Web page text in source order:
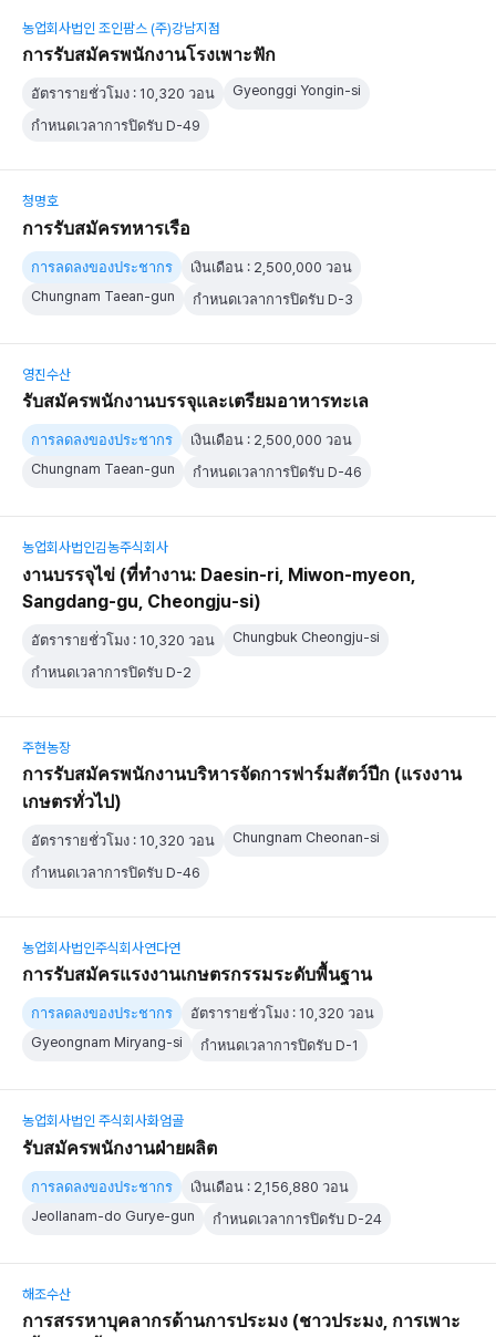
농업회사법인 조인팜스 (주)강남지점
การรับสมัครพนักงานโรงเพาะฟัก
อัตรารายชั่วโมง : 10,320 วอน Gyeonggi Yongin-si
กำหนดเวลาการปิดรับ D-49
청명호
การรับสมัครทหารเรือ
การลดลงของประชากร
เงินเดือน : 2,500,000 วอน
Chungnam Taean-gun
กำหนดเวลาการปิดรับ D-3
영진수산
รับสมัครพนักงานบรรจุและเตรียมอาหารทะเล
การลดลงของประชากร
เงินเดือน : 2,500,000 วอน
Chungnam Taean-gun
กำหนดเวลาการปิดรับ D-46
농업회사법인김농주식회사
งานบรรจุไข่ (ที่ทำงาน: Daesin-ri, Miwon-myeon,
Sangdang-gu, Cheongju-si)
อัตรารายชั่วโมง : 10,320 วอน Chungbuk Cheongju-si
กำหนดเวลาการปิดรับ D-2
주현농장
การรับสมัครพนักงานบริหารจัดการฟาร์มสัตว์ปีก (แรงงาน
เกษตรทั่วไป)
อัตรารายชั่วโมง : 10,320 วอน Chungnam Cheonan-si
กำหนดเวลาการปิดรับ D-46
농업회사법인주식회사연다연
การรับสมัครแรงงานเกษตรกรรมระดับพื้นฐาน
การลดลงของประชากร
อัตรารายชั่วโมง : 10,320 วอน
Gyeongnam Miryang-si
กำหนดเวลาการปิดรับ D-1
농업회사법인 주식회사화엄골
รับสมัครพนักงานฝ่ายผลิต
การลดลงของประชากร
เงินเดือน : 2,156,880 วอน
Jeollanam-do Gurye-gun
กำหนดเวลาการปิดรับ D-24
해조수산
การสรรหาบุคลากรด้านการประมง (ชาวประมง, การเพาะ